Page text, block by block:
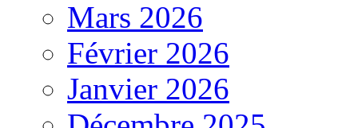
Mars 2026
Février 2026
Janvier 2026